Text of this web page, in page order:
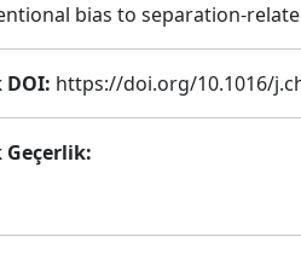
bias to separation-
https://doi.org/10.1016/